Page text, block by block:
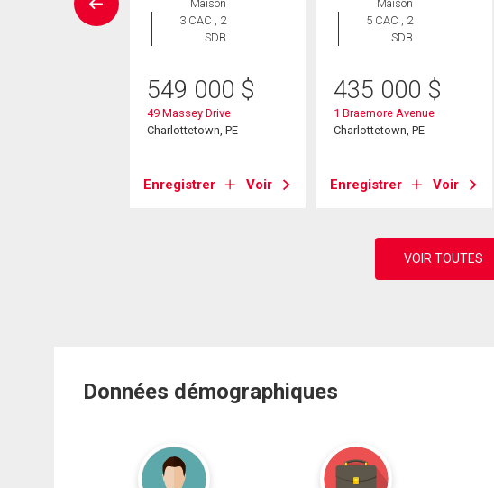
Maison
3 CAC , 2
SDB
549 000 $
49 Massey Drive
Charlottetown, PE
Enregistrer Voir
Maison
5 CAC , 2
SDB
435 000 $
1 Braemore Avenue
Charlottetown, PE
Enregistrer Voir
Données démographiques